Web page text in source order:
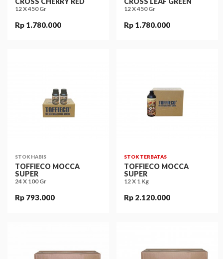
12 X 450 Gr
Rp 1.780.000
12 X 450 Gr
Rp 1.780.000
STOK HABIS
TOFFIECO MOCCA
SUPER
24 X 100 Gr
Rp 793.000
STOK TERBATAS
TOFFIECO MOCCA
SUPER
12 X 1 Kg
Rp 2.120.000